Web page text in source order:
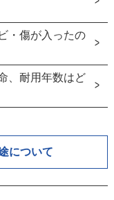
・傷が入ったの
、耐用年数はど
について